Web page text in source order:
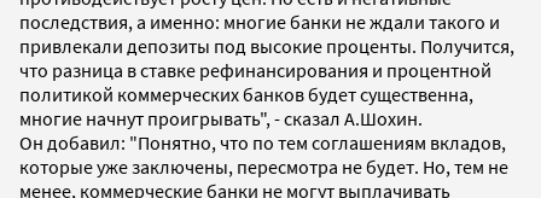
последствия, а именно: многие банки не ждали такого и
привлекали депозиты под высокие проценты. Получится,
что разница в ставке рефинансирования и процентной
политикой коммерческих банков будет существенна,
многие начнут проигрывать", - сказал А.Шохин.
Он добавил: "Понятно, что по тем соглашениям вкладов,
которые уже заключены, пересмотра не будет. Но, тем не
менее, коммерческие банки не могут выплачивать